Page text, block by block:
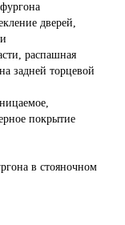
дверей,
распашная
задней торцевой
покрытие
в стояночном